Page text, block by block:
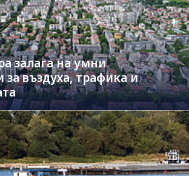
залага на умни
за въздуха, трафика и